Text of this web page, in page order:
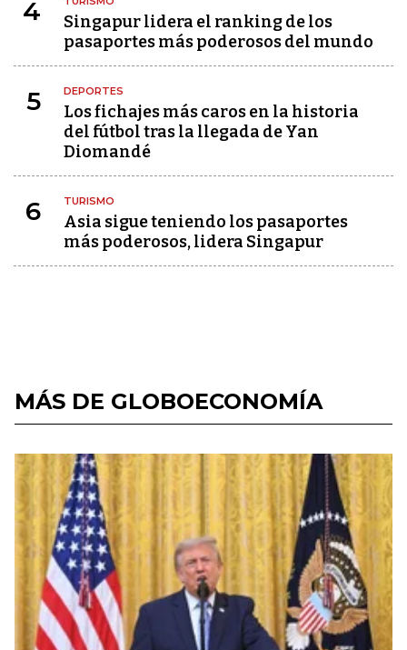
4
Singapur lidera el ranking de los
pasaportes más poderosos del mundo
5 DEPORTES
Los fichajes más caros en la historia
del fútbol tras la llegada de Yan
Diomandé
6 TURISMO
Asia sigue teniendo los pasaportes
más poderosos, lidera Singapur
MÁS DE GLOBOECONOMÍA